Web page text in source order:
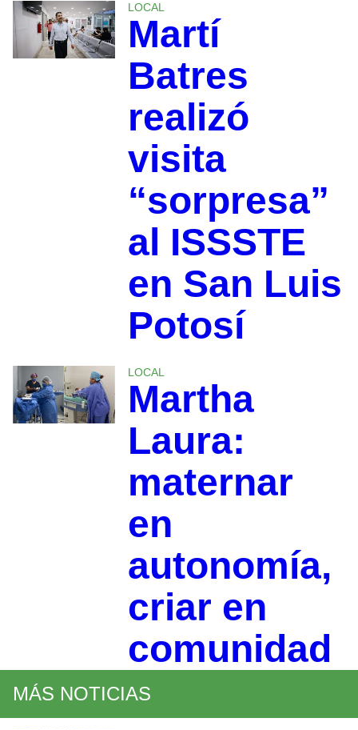
LOCAL
Martí
Batres
realizó
visita
“sorpresa”
al ISSSTE
en San Luis
Potosí
LOCAL
Martha
Laura:
maternar
en
autonomía,
criar en
comunidad
MÁS NOTICIAS